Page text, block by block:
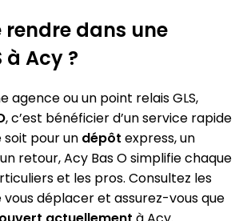
rendre dans une
à Acy ?
agence ou un point relais GLS,
, c’est bénéficier d’un service rapide
soit pour un dépôt express, un
retour, Acy Bas O simplifie chaque
et les pros. Consultez les
déplacer et assurez-vous que